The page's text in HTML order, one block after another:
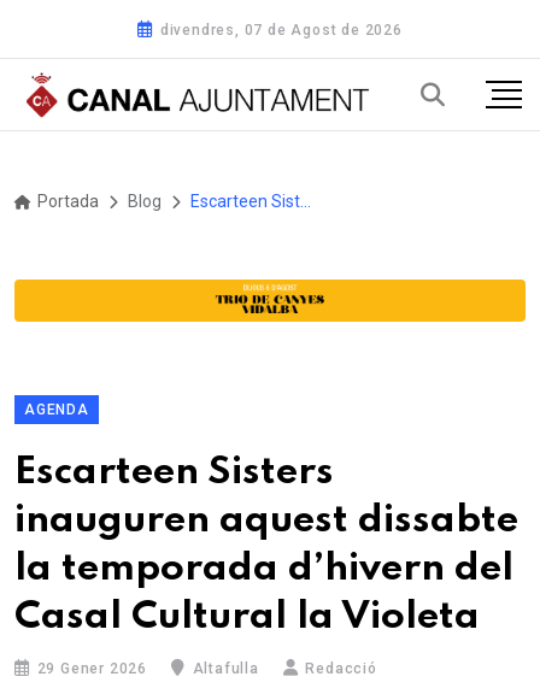
divendres, 07 de Agost de 2026
Portada Blog
AGENDA
Escarteen Sisters
inauguren aquest dissabte
la temporada d’hivern del
Casal Cultural la Violeta
29 Gener 2026 Altafulla Redacció